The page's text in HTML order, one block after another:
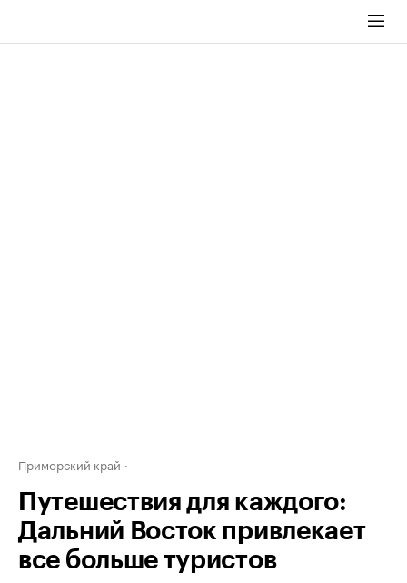
Приморский край
Путешествия для каждого:
Дальний Восток привлекает
все больше туристов